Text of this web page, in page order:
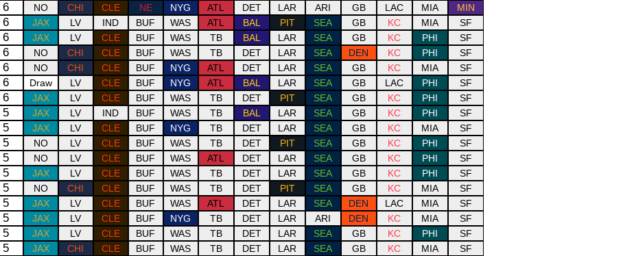
6 NO CHI CLE NE NYG ATL DET LAR ARI GB LAC MIA MIN
6 JAX LV IND BUF WAS ATL BAL PIT SEA GB KC MIA SF
6 JAX LV CLE BUF WAS TB BAL LAR SEA GB KC PHI SF
6 NO CHI CLE BUF WAS TB DET LAR SEA DEN KC PHI SF
6 NO CHI CLE BUF NYG ATL DET LAR SEA GB KC MIA SF
6 Draw LV CLE BUF NYG ATL BAL LAR SEA GB LAC PHI SF
6 JAX LV CLE BUF WAS TB DET PIT SEA GB KC PHI SF
5 JAX LV IND BUF WAS TB BAL LAR SEA GB KC PHI SF
5 JAX LV CLE BUF NYG TB DET LAR SEA GB KC MIA SF
5 NO LV CLE BUF WAS TB DET PIT SEA GB KC PHI SF
5 NO LV CLE BUF WAS ATL DET LAR SEA GB KC PHI SF
5 JAX LV CLE BUF WAS TB DET LAR SEA GB KC PHI SF
5 NO CHI CLE BUF WAS TB DET PIT SEA GB KC MIA SF
5 JAX LV CLE BUF WAS ATL DET LAR SEA DEN LAC MIA SF
5 JAX LV CLE BUF NYG TB DET LAR ARI DEN KC MIA SF
5 JAX LV CLE BUF WAS TB DET LAR SEA GB KC PHI SF
5 JAX CHI CLE BUF WAS TB DET LAR SEA GB KC MIA SF